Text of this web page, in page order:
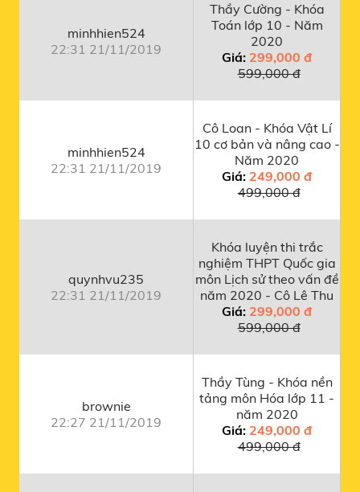
minhhien524
22:31 21/11/2019
Thầy Cường - Khóa
Toán lớp 10 - Năm
2020
Giá: 299,000 đ
599,000 đ
minhhien524
22:31 21/11/2019
Cô Loan - Khóa Vật Lí
10 cơ bản và nâng cao -
Năm 2020
Giá: 249,000 đ
499,000 đ
quynhvu235
22:31 21/11/2019
Khóa luyện thi trắc
nghiệm THPT Quốc gia
môn Lịch sử theo vấn đề
năm 2020 - Cô Lê Thu
Giá: 299,000 đ
599,000 đ
brownie
22:27 21/11/2019
Thầy Tùng - Khóa nền
tảng môn Hóa lớp 11 -
năm 2020
Giá: 249,000 đ
499,000 đ